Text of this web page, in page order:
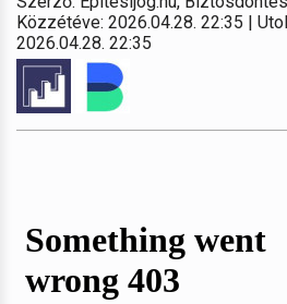
Közzétéve: 2026.04.28. 22:35 |
2026.04.28. 22:35